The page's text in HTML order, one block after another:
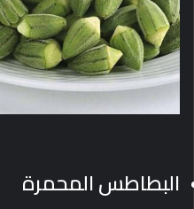
البطاطس المحمرة